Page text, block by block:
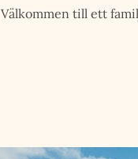
Välkommen till ett